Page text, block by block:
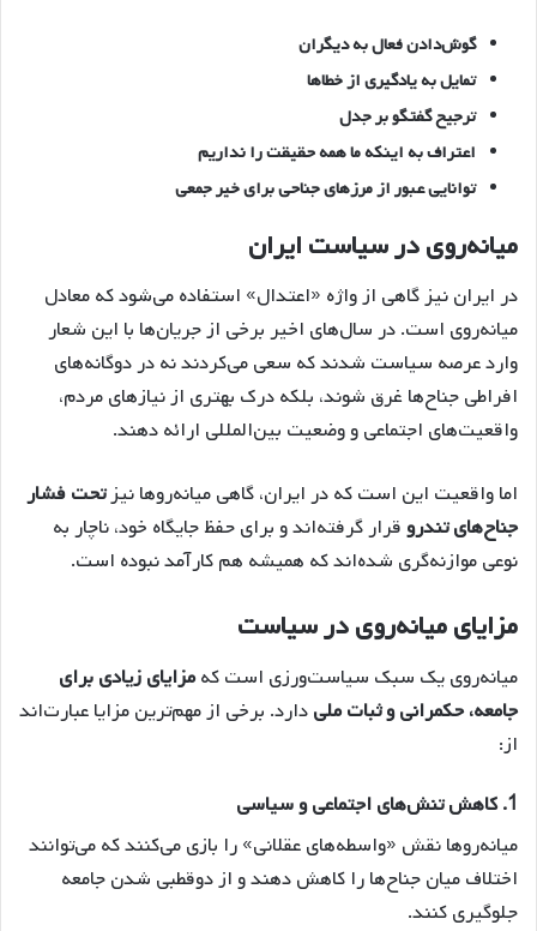
گوش‌دادن فعال به دیگران
تمایل به یادگیری از خطاها
ترجیح گفتگو بر جدل
اعتراف به اینکه ما همه حقیقت را نداریم
توانایی عبور از مرزهای جناحی برای خیر جمعی
میانه‌روی در سیاست ایران
در ایران نیز گاهی از واژه «اعتدال» استفاده می‌شود که معادل
میانه‌روی است. در سال‌های اخیر برخی از جریان‌ها با این شعار
وارد عرصه سیاست شدند که سعی می‌کردند نه در دوگانه‌های
افراطی جناح‌ها غرق شوند، بلکه درک بهتری از نیازهای مردم،
واقعیت‌های اجتماعی و وضعیت بین‌المللی ارائه دهند.
اما واقعیت این است که در ایران، گاهی میانه‌روها نیزتحت فشار
جناح‌های تندروقرار گرفته‌اند و برای حفظ جایگاه خود، ناچار به
نوعی موازنه‌گری شده‌اند که همیشه هم کارآمد نبوده است.
مزایای میانه‌روی در سیاست
میانه‌روی یک سبک سیاست‌ورزی است کهمزایای زیادی برای
جامعه، حکمرانی و ثبات ملیدارد. برخی از مهم‌ترین مزایا عبارت‌اند
از:
1. کاهش تنش‌های اجتماعی و سیاسی
میانه‌روها نقش «واسطه‌های عقلانی» را بازی می‌کنند که می‌توانند
اختلاف میان جناح‌ها را کاهش دهند و از دوقطبی شدن جامعه
جلوگیری کنند.